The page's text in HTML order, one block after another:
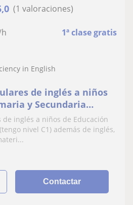
1ª clase gratis
(1 valoraciones)
in English
de inglés a niños
y Secundaria
de inglés, puedo
inglés a niños de Educación
nivel C1) además de inglés,
Contactar